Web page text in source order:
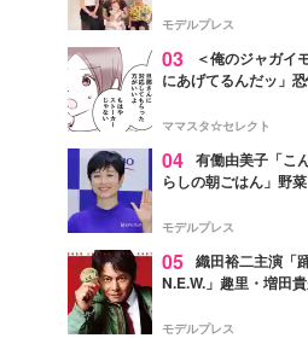
よ！」
モデルプレス
03
＜俺のジャガイ
にあげてるんだッ」
ママスタ☆セレクト
04 有働由美子「こ
らしの朝ごはん」野
そう」と反響
モデルプレス
05 織田裕二主演「
N.E.W.」趣里・増田
徴する“謎のキーワード
モデルプレス